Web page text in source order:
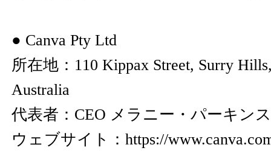
● Canva Pty Ltd
所在地：110 Kippax Street, Surry
Australia
代表者：CEO メラニー・パーキンス
ウェブサイト： https://